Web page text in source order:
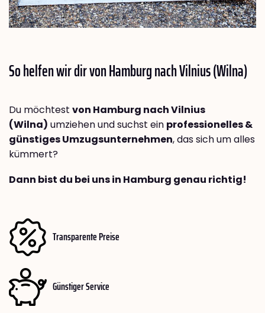
So helfen wir dir von Hamburg nachVilnius (Wilna)
Du möchtest von Hamburg nach Vilnius
(Wilna) umziehen und suchst ein professionelles &
günstiges Umzugsunternehmen, das sich um alles
kümmert?
Dann bist du bei uns in Hamburg genau richtig!
Transparente Preise
Günstiger Service